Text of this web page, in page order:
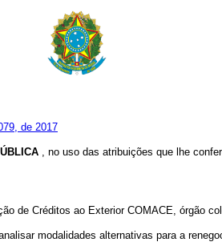
de 2017
, no uso das atribuições que lhe
de Créditos ao Exterior COMACE, órgão
modalidades alternativas para a